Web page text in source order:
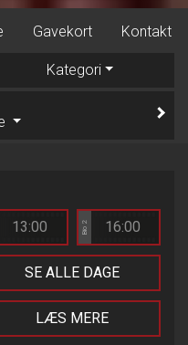
Gavekort Kontakt
Kategori
13:00 Bio 2 16:00
SE ALLE DAGE
LÆS MERE